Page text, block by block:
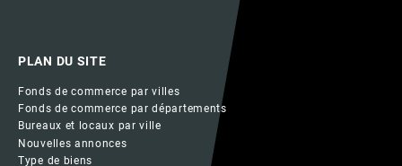
PLAN DU SITE
Fonds de commerce par villes
Fonds de commerce par départements
Bureaux et locaux par ville
Nouvelles annonces
Type de biens